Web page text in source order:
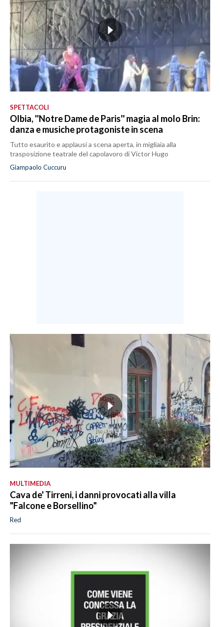
SPETTACOLI
Olbia, ''Notre Dame de Paris'' magia al molo Brin:
danza e musiche protagoniste in scena
Tutto esaurito e applausi a scena aperta, in migliaia alla
trasposizione teatrale del capolavoro di Victor Hugo
Giampaolo Cuccuru
MULTIMEDIA
Cava de' Tirreni, i danni provocati alla villa
"Falcone e Borsellino"
Red